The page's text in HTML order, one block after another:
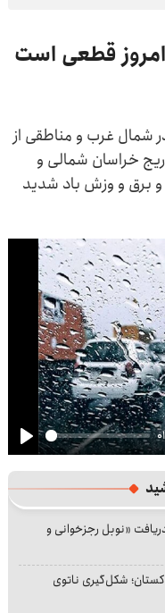
قطعی است
در شمال غرب و مناطقی از
خراسان شمالی و
و برق و وزش باد شدید
Play
«نوبل رجزخوانی و
شکل‌گیری ناتوی